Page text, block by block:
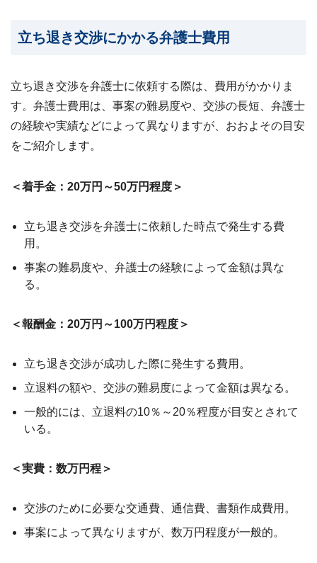
立ち退き交渉にかかる弁護士費用
立ち退き交渉を弁護士に依頼する際は、費用がかかりま
す。弁護士費用は、事案の難易度や、交渉の長短、弁護士
の経験や実績などによって異なりますが、おおよその目安
をご紹介します。
＜着手金：20万円～50万円程度＞
立ち退き交渉を弁護士に依頼した時点で発生する費
用。
事案の難易度や、弁護士の経験によって金額は異な
る。
＜報酬金：20万円～100万円程度＞
立ち退き交渉が成功した際に発生する費用。
立退料の額や、交渉の難易度によって金額は異なる。
一般的には、立退料の10％～20％程度が目安とされて
いる。
＜実費：数万円程＞
交渉のために必要な交通費、通信費、書類作成費用。
事案によって異なりますが、数万円程度が一般的。